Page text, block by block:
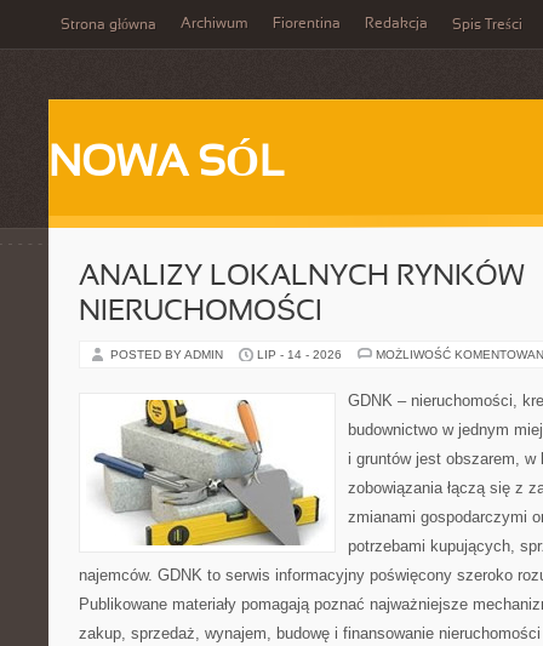
Strona główna Archiwum Fiorentina Redakcja Spis Treści
NOWA SÓL
ANALIZY LOKALNYCH RYNKÓW
NIERUCHOMOŚCI
POSTED BY ADMIN LIP - 14 - 2026 MOŻLIWOŚĆ
GDNK – nieruchomości,
budownictwo w jednym
i gruntów jest obszarem, w
zobowiązania łączą się z
zmianami gospodarczymi
potrzebami kupujących,
najemców. GDNK to serwis informacyjny poświęcony szeroko
Publikowane materiały pomagają poznać najważniejsze
zakup, sprzedaż, wynajem, budowę i finansowanie